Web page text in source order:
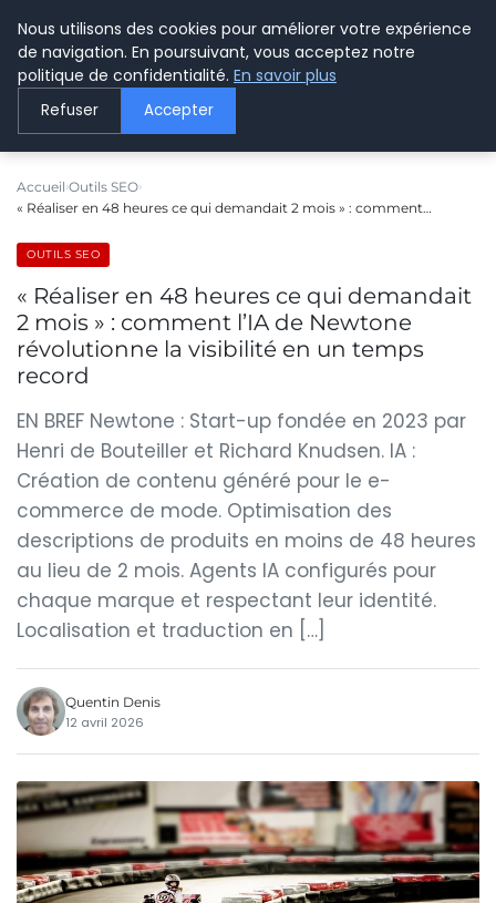
LE WEBMARKETING
Accueil Outils SEO
« Réaliser en 48 heures ce qui demandait 2 mois » : comment…
OUTILS SEO
« Réaliser en 48 heures ce qui demandait
2 mois » : comment l’IA de Newtone
révolutionne la visibilité en un temps
record
EN BREF Newtone : Start-up fondée en 2023 par
Henri de Bouteiller et Richard Knudsen. IA :
Création de contenu généré pour le e-
commerce de mode. Optimisation des
descriptions de produits en moins de 48 heures
au lieu de 2 mois. Agents IA configurés pour
chaque marque et respectant leur identité.
Localisation et traduction en […]
Quentin Denis
12 avril 2026
Nous utilisons des cookies pour améliorer votre expérience
de navigation. En poursuivant, vous acceptez notre
politique de confidentialité. En savoir plus
Refuser Accepter